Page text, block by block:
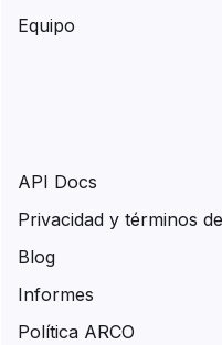
Equipo
API Docs
Privacidad y términos
Blog
Informes
Política ARCO